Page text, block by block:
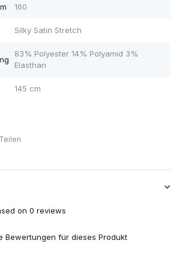
160
Silky Satin Stretch
83% Polyester 14% Polyamid 3%
Elasthan
145 cm
Teilen
on 0 reviews
Bewertungen für dieses Produkt